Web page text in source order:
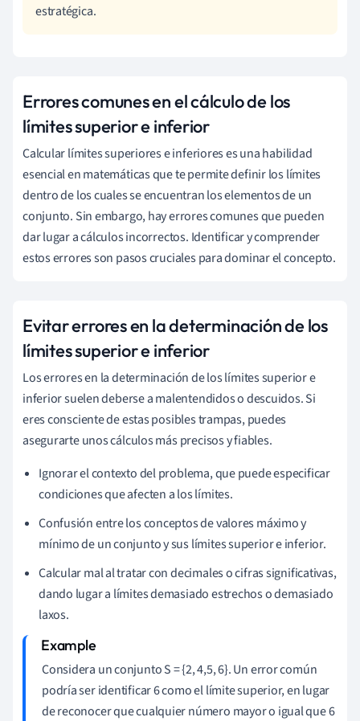
estratégica.
Errores comunes en el cálculo de los
límites superior e inferior
Calcular límites superiores e inferiores es una habilidad
esencial en matemáticas que te permite definir los límites
dentro de los cuales se encuentran los elementos de un
conjunto. Sin embargo, hay errores comunes que pueden
dar lugar a cálculos incorrectos. Identificar y comprender
estos errores son pasos cruciales para dominar el concepto.
Evitar errores en la determinación de los
límites superior e inferior
Los errores en la determinación de los límites superior e
inferior suelen deberse a malentendidos o descuidos. Si
eres consciente de estas posibles trampas, puedes
asegurarte unos cálculos más precisos y fiables.
Ignorar el contexto del problema, que puede especificar
condiciones que afecten a los límites.
Confusión entre los conceptos de valores máximo y
mínimo de un conjunto y sus límites superior e inferior.
Calcular mal al tratar con decimales o cifras significativas,
dando lugar a límites demasiado estrechos o demasiado
laxos.
Considera un conjunto S = {2, 4,5, 6}. Un error común
podría ser identificar 6 como el límite superior, en lugar
de reconocer que cualquier número mayor o igual que 6